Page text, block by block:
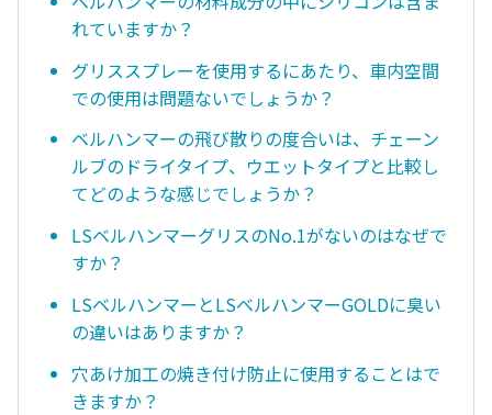
れていますか？
グリススプレーを使用するにあたり、車内空間
での使用は問題ないでしょうか？
ベルハンマーの飛び散りの度合いは、チェーン
ルブのドライタイプ、ウエットタイプと比較し
てどのような感じでしょうか？
LSベルハンマーグリスのNo.1がないのはなぜで
すか？
LSベルハンマーとLSベルハンマーGOLDに臭い
の違いはありますか？
穴あけ加工の焼き付け防止に使用することはで
きますか？